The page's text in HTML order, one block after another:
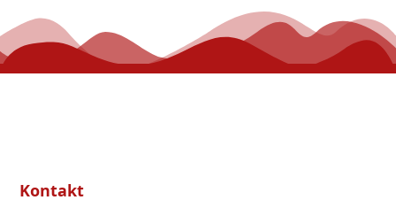
Kontakt